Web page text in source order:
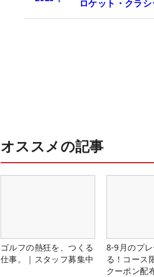
ロケット・クラシ
オススメの記事
ゴルフの熱狂を、つくる
仕事。｜スタッフ募集中
8-9月のプ
る！コース
クーポン配